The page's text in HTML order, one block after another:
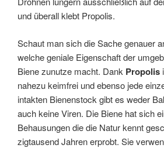
und überall klebt Propolis.
Schaut man sich die Sache genauer
welche geniale Eigenschaft der
Biene zunutze macht. Dank Propolis
nahezu keimfrei und ebenso jede
intakten Bienenstock gibt es weder
auch keine Viren. Die Biene hat sich
Behausungen die die Natur kennt
zigtausend Jahren erprobt. Sie